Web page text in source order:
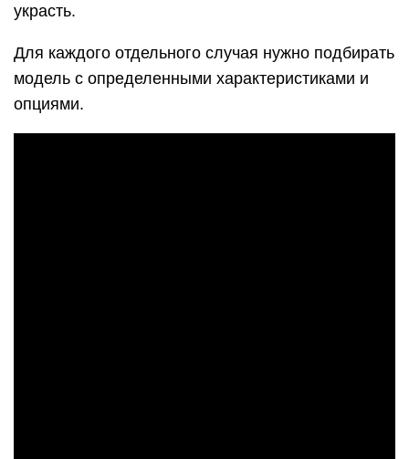
украсть.
Для каждого отдельного случая нужно подбирать
модель с определенными характеристиками и
опциями.